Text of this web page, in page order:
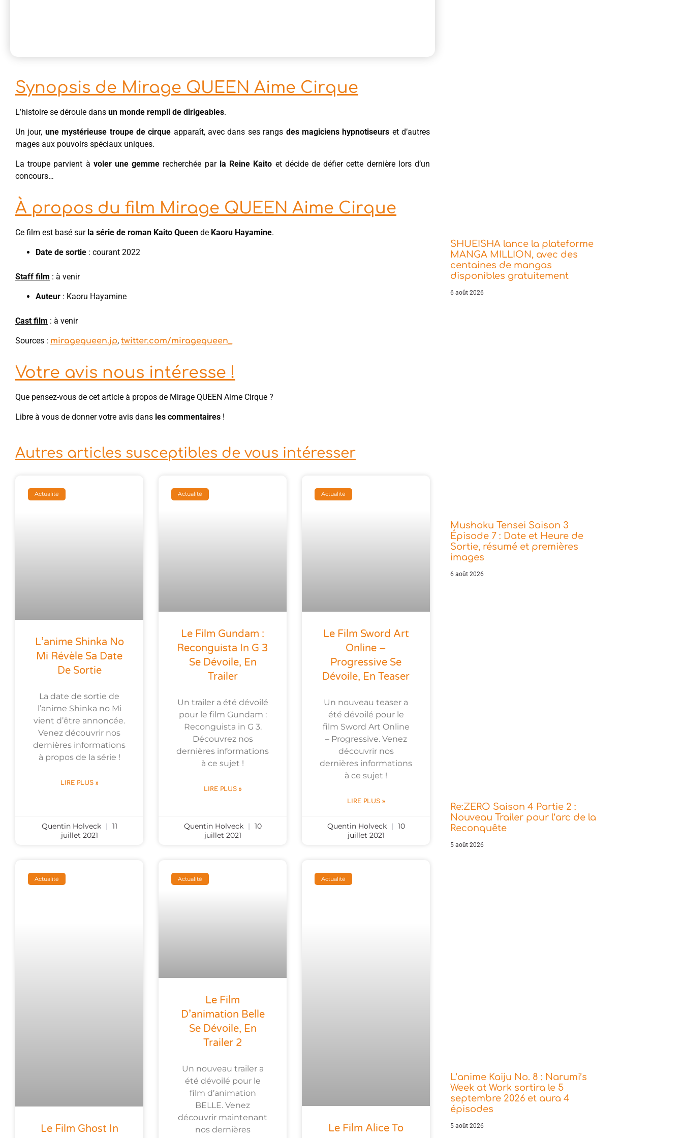
Synopsis de Mirage QUEEN Aime Cirque
L’histoire se déroule dans un monde rempli de dirigeables.
Un jour, une mystérieuse troupe de cirque apparaît, avec dans ses rangs des magiciens hypnotiseurs et d’autres
mages aux pouvoirs spéciaux uniques.
La troupe parvient à voler une gemme recherchée par la Reine Kaito et décide de défier cette dernière lors d’un
concours…
À propos du film Mirage QUEEN Aime Cirque
Ce film est basé sur la série de roman Kaito Queen de Kaoru Hayamine.
Date de sortie : courant 2022
Staff film : à venir
Auteur : Kaoru Hayamine
Cast film : à venir
Sources : miragequeen.jp, twitter.com/miragequeen_
Votre avis nous intéresse !
Que pensez-vous de cet article à propos de Mirage QUEEN Aime Cirque ?
Libre à vous de donner votre avis dans les commentaires !
Autres articles susceptibles de vous intéresser
Actualité
L’anime Shinka No
Mi Révèle Sa Date
De Sortie
La date de sortie de
l’anime Shinka no Mi
vient d’être annoncée.
Venez découvrir nos
dernières informations
à propos de la série !
LIRE PLUS »
Quentin Holveck
11
juillet 2021
Actualité
Le Film Gundam :
Reconguista In G 3
Se Dévoile, En
Trailer
Un trailer a été dévoilé
pour le film Gundam :
Reconguista in G 3.
Découvrez nos
dernières informations
à ce sujet !
LIRE PLUS »
Quentin Holveck
10
juillet 2021
Actualité
Le Film Sword Art
Online –
Progressive Se
Dévoile, En Teaser
Un nouveau teaser a
été dévoilé pour le
film Sword Art Online
– Progressive. Venez
découvrir nos
dernières informations
à ce sujet !
LIRE PLUS »
Quentin Holveck
10
juillet 2021
Actualité
Le Film Ghost In
Actualité
Le Film
D’animation Belle
Se Dévoile, En
Trailer 2
Un nouveau trailer a
été dévoilé pour le
film d’animation
BELLE. Venez
découvrir maintenant
nos dernières
Actualité
Le Film Alice To
SHUEISHA lance la plateforme
MANGA MILLION, avec des
centaines de mangas
disponibles gratuitement
6 août 2026
Mushoku Tensei Saison 3
Épisode 7 : Date et Heure de
Sortie, résumé et premières
images
6 août 2026
Re:ZERO Saison 4 Partie 2 :
Nouveau Trailer pour l’arc de la
Reconquête
5 août 2026
L’anime Kaiju No. 8 : Narumi’s
Week at Work sortira le 5
septembre 2026 et aura 4
épisodes
5 août 2026